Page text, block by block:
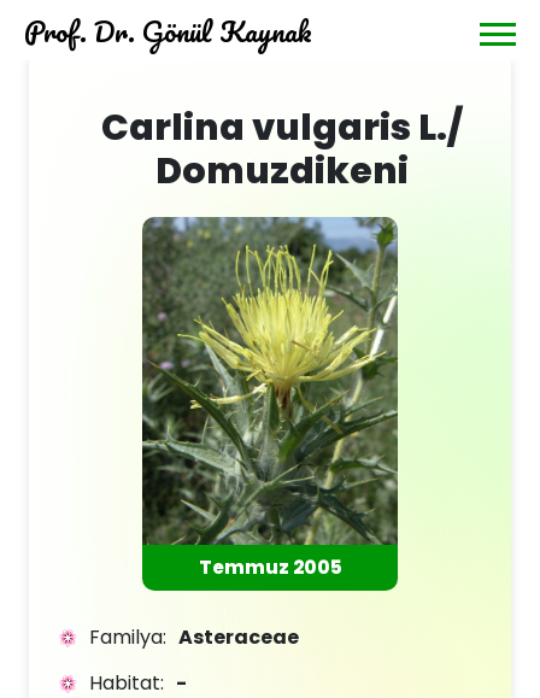
Prof. Dr. Gönül Kaynak
Carlina vulgaris L./
Domuzdikeni
Temmuz 2005
Familya: Asteraceae
Habitat: -